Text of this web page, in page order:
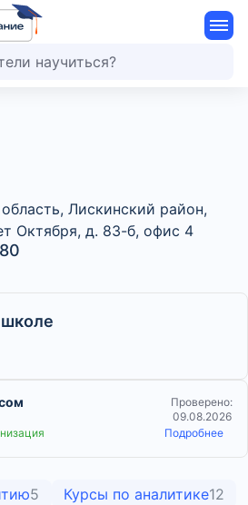
Лискинский район,
Октября, д. 83-б, офис 4
школе
Проверено:
09.08.2026
Подробнее
5 Курсы по аналитике12